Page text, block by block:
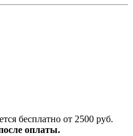
бесплатно от 2500 руб.
оплаты.